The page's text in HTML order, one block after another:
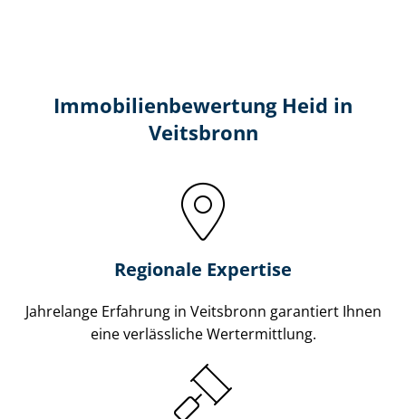
Immobilien­bewertung Heid in
Veitsbronn
Regionale Expertise
Jahrelange Erfahrung in Veitsbronn garantiert Ihnen
eine verlässliche Wertermittlung.